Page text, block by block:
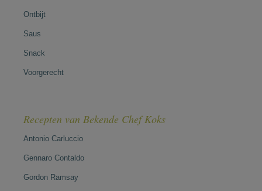
Ontbijt
Saus
Snack
Voorgerecht
Recepten van Bekende Chef Koks
Antonio Carluccio
Gennaro Contaldo
Gordon Ramsay